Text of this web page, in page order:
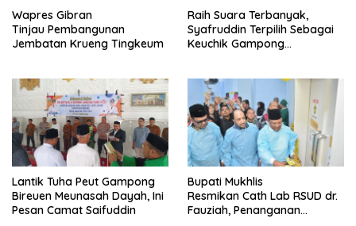
Wapres Gibran
Tinjau Pembangunan
Jembatan Krueng Tingkeum
Raih Suara Terbanyak,
Syafruddin Terpilih Sebagai
Keuchik Gampong
Lantik Tuha Peut Gampong
Bireuen Meunasah Dayah, Ini
Bupati Mukhlis
Resmikan Cath Lab RSUD dr.
Fauziah, Penanganan